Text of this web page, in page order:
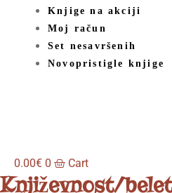
Knjige na akciji
Moj račun
Set nesavršenih
Novopristigle knjige
0.00€ 0 Cart
Književnost/